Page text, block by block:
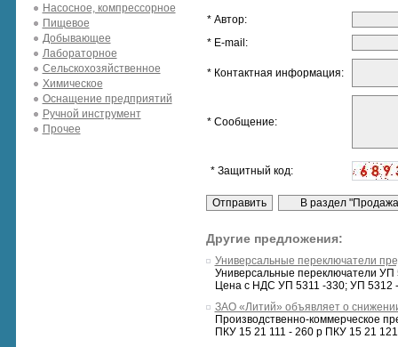
Насосное, компрессорное
Пищевое
Добывающее
Лабораторное
Сельскохозяйственное
Химическое
Оснащение предприятий
Ручной инструмент
Прочее
* Автор:
* E-mail:
* Контактная информация:
* Сообщение:
* Защитный код:
Другие предложения:
Универсальные переключатели
Универсальные переключатели
Цена с НДС УП 5311 -330; УП 5312
ЗАО «Литий» объявляет о
Производственно-коммерческое
ПКУ 15 21 111 - 260 р ПКУ 15 21